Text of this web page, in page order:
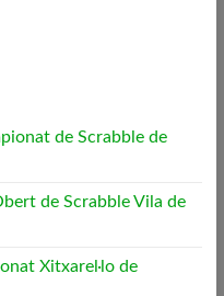
de Scrabble de
de Scrabble Vila de
Xitxarel·lo de